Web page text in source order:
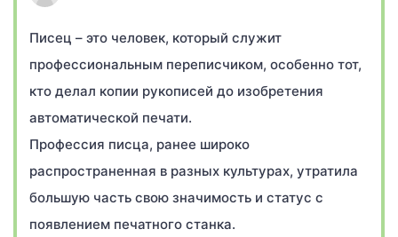
Писец – это человек, который служит
профессиональным переписчиком, особенно тот,
кто делал копии рукописей до изобретения
автоматической печати.
Профессия писца, ранее широко
распространенная в разных культурах, утратила
большую часть свою значимость и статус с
появлением печатного станка.